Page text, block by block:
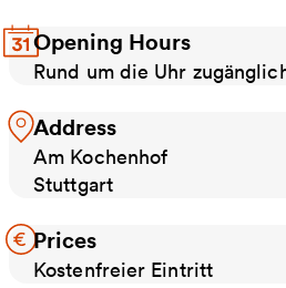
Opening Hours
Rund um die Uhr
Address
Am Kochenhof
Stuttgart
Prices
Kostenfreier Eintritt